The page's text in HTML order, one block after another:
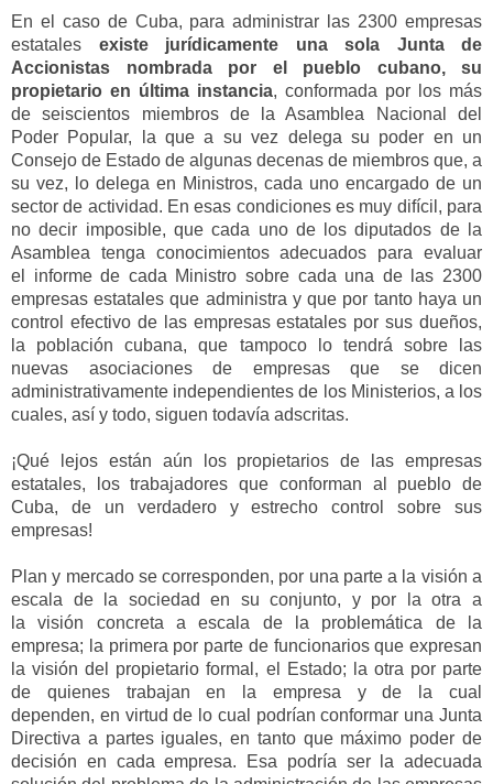
En el caso de Cuba, para administrar las 2300 empresas
estatales existe jurídicamente una sola Junta de
Accionistas nombrada por el pueblo cubano, su
propietario en última instancia, conformada por los más
de seiscientos miembros de la Asamblea Nacional del
Poder Popular, la que a su vez delega su poder en un
Consejo de Estado de algunas decenas de miembros que, a
su vez, lo delega en Ministros, cada uno encargado de un
sector de actividad. En esas condiciones es muy difícil, para
no decir imposible, que cada uno de los diputados de la
Asamblea tenga conocimientos adecuados para evaluar
e
informe de cada Ministro sobre cada una de las 2300
empresas estatales que administra y que por tanto haya un
control efectivo de las empresas estatales porsus dueños,
la población cubana,que tampoco lo tendrá sobre las
nuevas asociaciones de empresas que se dicen
administrativamente independientes de los Ministerios, a los
cuales, así y todo, siguen todavía adscritas.
¡Qué lejos están aún los propietarios de las empresas
estatales, los trabajadores que conforman al pueblo de
Cuba, de un verdadero y estrecho control sobre sus
empresas!
Plan y mercado se corresponden, por una parte a la visión a
escala de la sociedad en su conjunto, y por la otra a
lavisión concreta a escala de la problemática de la
empresa; la primera por parte de funcionarios que expresan
la visión del propietario formal , el Estado; la otra por parte
de quienes trabajan en la empresa y de la cual
dependen, en virtud de lo cual podrían conformar una Junta
Directiva a partes iguales, en tanto que máximo poder de
decisión en cada empresa.
Esa podría ser la adecuada